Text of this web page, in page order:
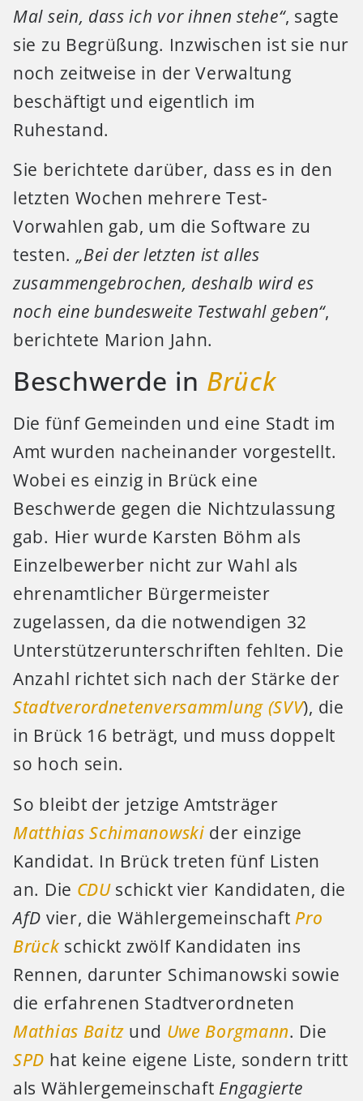
Mal sein, dass ich vor ihnen stehe“, sagte
sie zu Begrüßung. Inzwischen ist sie nur
noch zeitweise in der Verwaltung
beschäftigt und eigentlich im
Ruhestand.
Sie berichtete darüber, dass es in den
letzten Wochen mehrere Test-
Vorwahlen gab, um die Software zu
testen. „Bei der letzten ist alles
zusammengebrochen, deshalb wird es
noch eine bundesweite Testwahl geben“,
berichtete Marion Jahn.
Beschwerde in Brück
Die fünf Gemeinden und eine Stadt im
Amt wurden nacheinander vorgestellt.
Wobei es einzig in Brück eine
Beschwerde gegen die Nichtzulassung
gab. Hier wurde Karsten Böhm als
Einzelbewerber nicht zur Wahl als
ehrenamtlicher Bürgermeister
zugelassen, da die notwendigen 32
Unterstützerunterschriften fehlten. Die
Anzahl richtet sich nach der Stärke der
Stadtverordnetenversammlung (SVV), die
in Brück 16 beträgt, und muss doppelt
so hoch sein.
So bleibt der jetzige Amtsträger
Matthias Schimanowski der einzige
Kandidat. In Brück treten fünf Listen
an. Die CDUschickt vier Kandidaten, die
AfD vier, die Wählergemeinschaft Pro
Brück schickt zwölf Kandidaten ins
Rennen, darunter Schimanowski sowie
die erfahrenen Stadtverordneten
Mathias Baitz und Uwe Borgmann. Die
SPD hat keine eigene Liste, sondern tritt
als Wählergemeinschaft Engagierte